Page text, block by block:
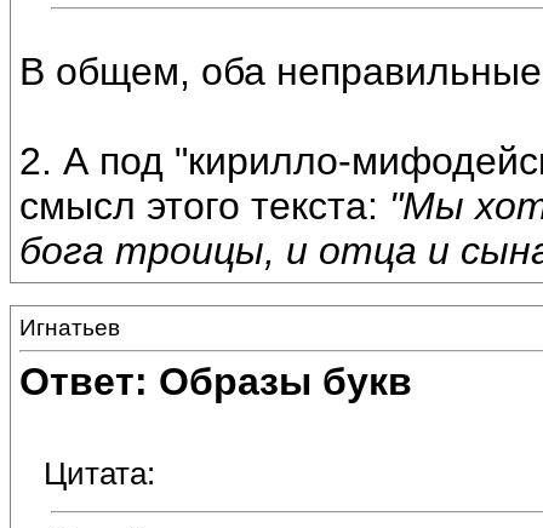
В общем, оба
2. А под "кирилло-
смысл этого текста: "Мы
бога троицы, и отца и
Игнатьев
Ответ: Образы букв
Цитата: